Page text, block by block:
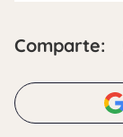
Comparte: